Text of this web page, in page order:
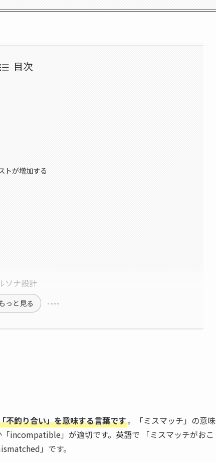
目次
トが増加する
ソナ設計
っと見る
釣り合い」を意味する言葉です。「ミスマッチ」の意味
incompatible」が適切です。英語で 「ミスマッチがおこ
」です。